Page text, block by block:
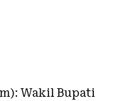
Wakil Bupati